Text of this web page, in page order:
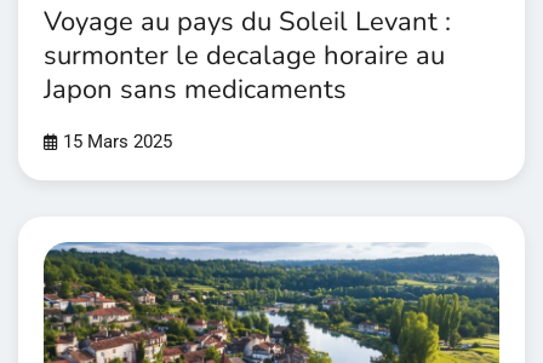
Voyage au pays du Soleil Levant :
surmonter le decalage horaire au
Japon sans medicaments
15 Mars 2025